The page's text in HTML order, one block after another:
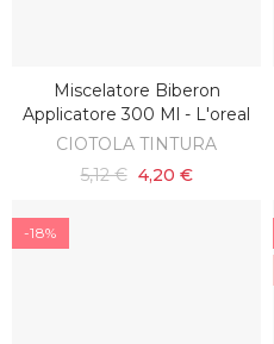
AGGIUNGI AL CARRELLO
Miscelatore Biberon
Applicatore 300 Ml - L'oreal
CIOTOLA TINTURA
5,12 € 4,20 €
-18%